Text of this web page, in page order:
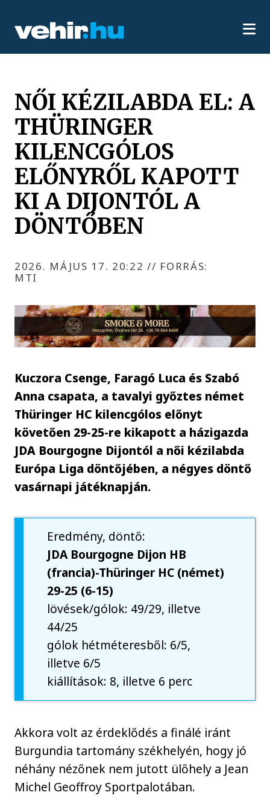
NŐI KÉZILABDA EL: A
THÜRINGER
KILENCGÓLOS
ELŐNYRŐL KAPOTT
KI A DIJONTÓL A
DÖNTŐBEN
2026. MÁJUS 17. 20:22// FORRÁS:
MTI
Kuczora Csenge, Faragó Luca és Szabó
Anna csapata, a tavalyi győztes német
Thüringer HC kilencgólos előnyt
követően 29-25-re kikapott a házigazda
JDA Bourgogne Dijontól a női kézilabda
Európa Liga döntőjében, a négyes döntő
vasárnapi játéknapján.
Eredmény, döntő:
JDA Bourgogne Dijon HB
(francia)-Thüringer HC (német)
29-25 (6-15)
lövések/gólok: 49/29, illetve
44/25
gólok hétméteresből: 6/5,
illetve 6/5
kiállítások: 8, illetve 6 perc
Akkora volt az érdeklődés a finálé iránt
Burgundia tartomány székhelyén, hogy jó
néhány nézőnek nem jutott ülőhely a Jean
Michel Geoffroy Sportpalotában.